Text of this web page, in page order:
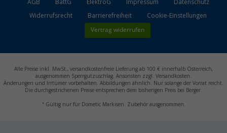
AGB BattG ElektroG Impressum
Datenschutz
Widerrufsrecht
Barrierefreiheit Cookie-Einstellungen
Vertrag widerrufen
Alle Preise inkl. MwSt., versandkostenfreie Lieferung ab 100 € innerhalb Österreich,
ausgenommen Sperrgutzuschlag. Ansonsten zzgl. Versandkosten.
Änderungen und Irrtümer vorbehalten. Abbildungen ähnlich. Nur solange der Vorrat reicht.
Die durchgestrichenen Preise entsprechen dem bisherigen Preis bei Berger.
*Gültig nur für Dometic Markisen. Zubehör ausgenommen.